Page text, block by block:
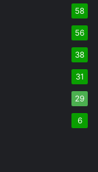
58
56
38
31
29
6